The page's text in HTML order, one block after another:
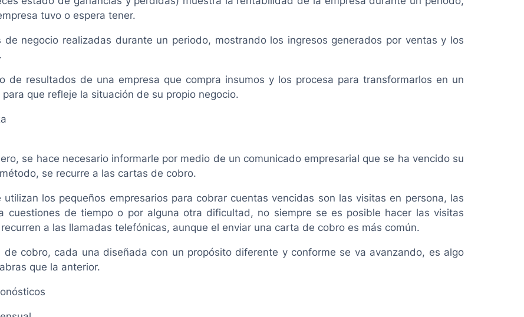
tuvo o espera tener.
negocio realizadas durante un periodo, mostrando los ingresos generados por ventas y los
de resultados de una empresa que compra insumos y los procesa para transformarlos en un
que refleje la situación de su propio negocio.
se hace necesario informarle por medio de un comunicado empresarial que se ha vencido su
se recurre a las cartas de cobro.
los pequeños empresarios para cobrar cuentas vencidas son las visitas en persona, las
cuestiones de tiempo o por alguna otra dificultad, no siempre se es posible hacer las visitas
a las llamadas telefónicas, aunque el enviar una carta de cobro es más común.
cobro, cada una diseñada con un propósito diferente y conforme se va avanzando, es algo
que la anterior.